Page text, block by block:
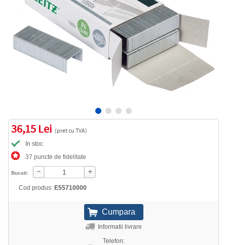
36,15 Lei (pret cu TVA)
In stoc
37 puncte de fidelitate
Bucati:
Cod produs: E55710000
Informatii livrare
Telefon: